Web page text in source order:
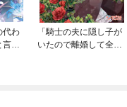
代わ
言っ
「騎士の夫に隠し子が
いたので離婚して全力